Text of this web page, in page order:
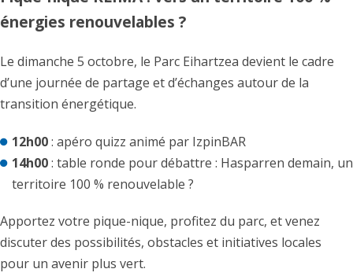
énergies renouvelables ?
Le dimanche 5 octobre, le Parc Eihartzea devient le cadre
d’une journée de partage et d’échanges autour de la
transition énergétique.
12h00: apéro quizz animé par IzpinBAR
14h00: table ronde pour débattre : Hasparren demain, un
territoire 100 % renouvelable ?
Apportez votre pique-nique, profitez du parc, et venez
discuter des possibilités, obstacles et initiatives locales
pour un avenir plus vert.